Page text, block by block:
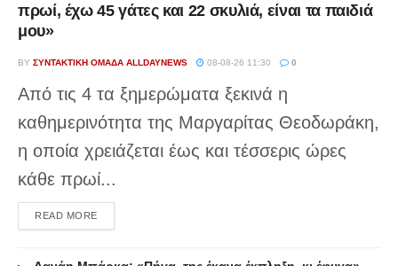
πρωί, έχω 45 γάτες και 22 σκυλιά, είναι τα παιδιά
μου»
BY ΣΥΝΤΑΚΤΙΚΉ ΟΜΆΔΑ ALLDAYNEWS 08-08-26 11:30 0
Από τις 4 τα ξημερώματα ξεκινά η
καθημερινότητα της Μαργαρίτας Θεοδωράκη,
η οποία χρειάζεται έως και τέσσερις ώρες
κάθε πρωί...
READ MOREDETAILS